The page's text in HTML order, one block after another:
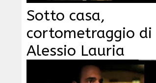
Sotto casa,
cortometraggio di
Alessio Lauria